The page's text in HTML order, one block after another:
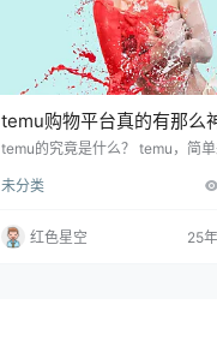
temu购物平台真的有那么
来看看它的秘密！
temu的究竟是什么？ temu，简单
的宗旨就是让每个人都能轻松找
mu的厉害之处不止于此，咱们可
方面聊聊。 价格优势 你是不是也
未分类
红色星空 25